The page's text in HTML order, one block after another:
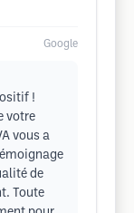
Google
!
votre
vous a
de
Toute